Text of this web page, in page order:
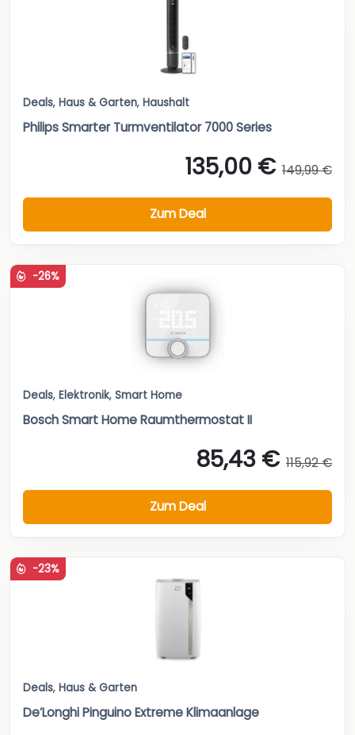
Deals, Haus & Garten, Haushalt
Philips Smarter Turmventilator 7000 Series
135,00 € 149,99 €
Zum Deal
-26%
Deals, Elektronik, Smart Home
Bosch Smart Home Raumthermostat II
85,43 € 115,92 €
Zum Deal
-23%
Deals, Haus & Garten
De’Longhi Pinguino Extreme Klimaanlage